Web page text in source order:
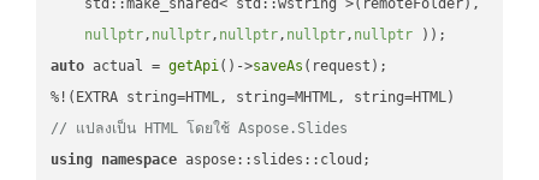
    std::make_shared< std::wstring >(remoteFolder),
nullptr, nullptr, nullptr, nullptr, nullptr ))
auto actual = getApi()->saveAs (request);
// แปลงเป็น HTML โดยใช้ Aspose.Slides
using namespace aspose::slides::cloud;